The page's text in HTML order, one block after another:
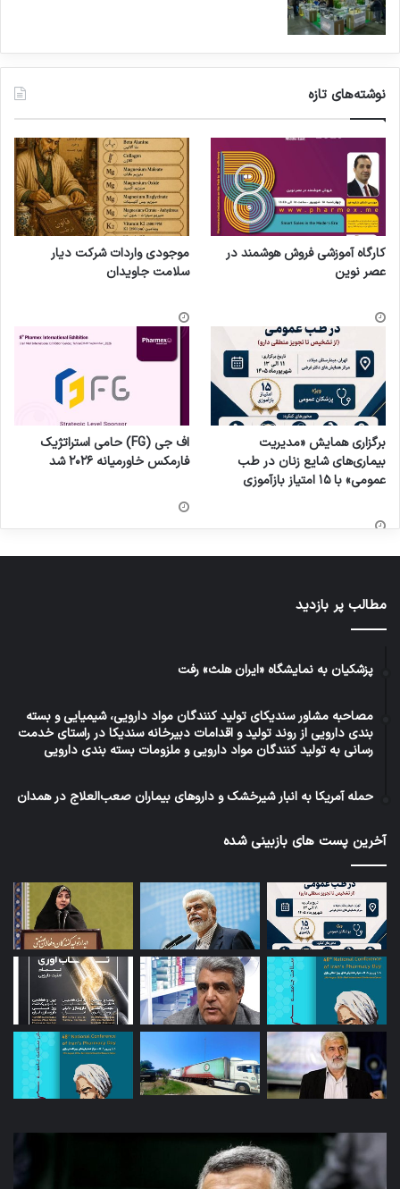
نوشته‌های تازه
کارگاه آموزشی فروش هوشمند در
عصر نوین
موجودی واردات شرکت دیار
سلامت جاویدان
برگزاری همایش «مدیریت
بیماری‌های شایع زنان در طب
عمومی» با ۱۵ امتیاز بازآموزی
اف جی (FG) حامی استراتژیک
فارمکس خاورمیانه ۲۰۲۶ شد
مطالب پر بازدید
پزشکیان به نمایشگاه «ایران هلث» رفت
مصاحبه مشاور سندیکای تولید کنندگان مواد دارویی، شیمیایی و بسته
بندی دارویی از روند تولید و اقدامات دبیرخانه سندیکا در راستای خدمت
رسانی به تولید کنندگان مواد دارویی و ملزومات بسته بندی دارویی
حمله آمریکا به انبار شیرخشک و داروهای بیماران صعب‌العلاج در همدان
آخرین پست های بازبینی شده
دکتر
جهانپور